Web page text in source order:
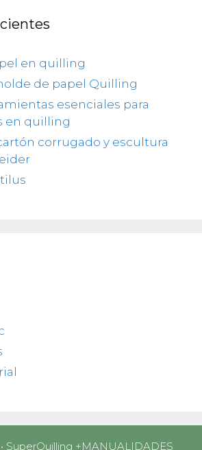
en quilling
de papel Quilling
esenciales para
en quilling
corrugado y escultura
SuperQuilling +MANUALIDADES